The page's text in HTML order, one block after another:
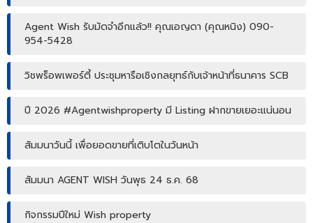
Agent Wish รับมัดจำอีกแล้ว!! คุณเอญดา (คุณหนิง) 090-
954-5428
วิชพร็อพเพอร์ตี้ ประชุมหารือเชิงกลยุทธ์กับเจ้าหน้าที่ธนาคาร SCB
ปี 2026 #Agentwishproperty มี Listing ฝากขายเยอะแน่นอน
สัมมนาวันนี้ เพื่อยอดขายที่เติบโตในวันหน้า
สัมมนา AGENT WISH วันพุธ 24 ธ.ค. 68
กิจกรรมปีใหม่ Wish property